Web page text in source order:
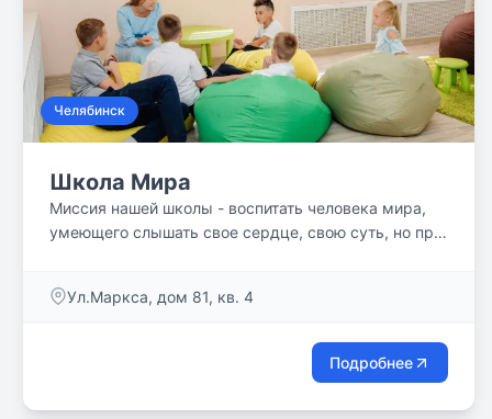
Челябинск
Школа Мира
Миссия нашей школы - воспитать человека мира,
умеющего слышать свое сердце, свою суть, но при
умеющего их добывать. Наша задача - подсказать,
Ул.Маркса, дом 81, кв. 4
Подробнее